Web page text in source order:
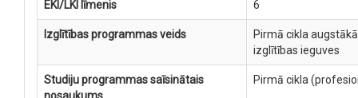
EKI/LKI līmenis 6
Izglītības programmas veids
Pirmā cikla
izglītības ieguves
Studiju programmas saīsinātais
Pirmā cikla